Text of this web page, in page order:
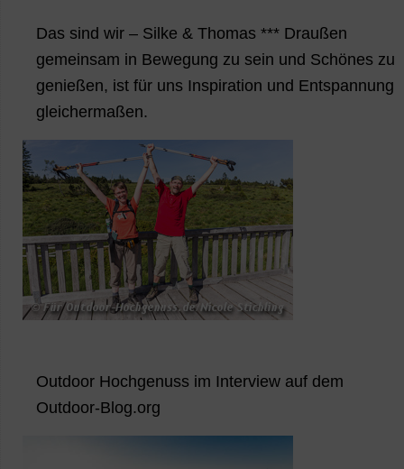
Das sind wir – Silke & Thomas *** Draußen
gemeinsam in Bewegung zu sein und Schönes zu
genießen, ist für uns Inspiration und Entspannung
gleichermaßen.
Outdoor Hochgenuss im Interview auf dem
Outdoor-Blog.org